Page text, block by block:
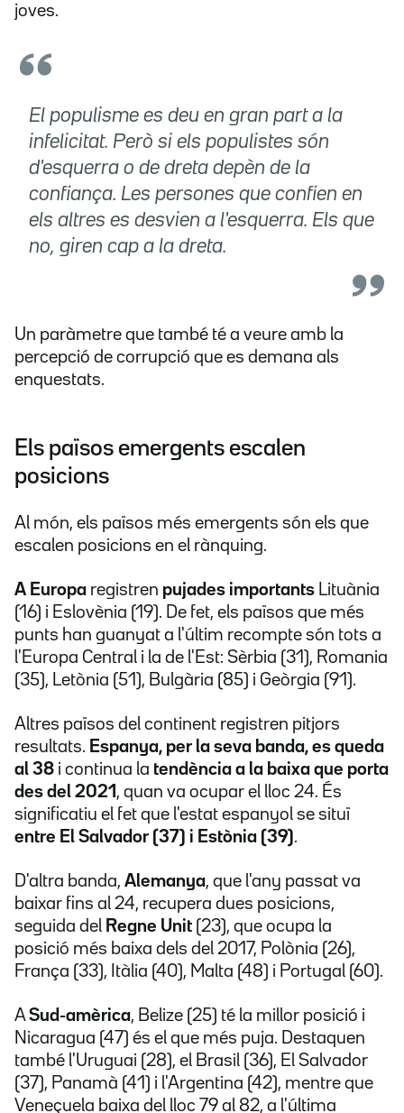
joves.
El populisme es deu en gran part a la
infelicitat. Però si els populistes són
d'esquerra o de dreta depèn de la
confiança. Les persones que confien en
els altres es desvien a l'esquerra. Els que
no, giren cap a la dreta.
Un paràmetre que també té a veure amb la
percepció de corrupció que es demana als
enquestats.
Els països emergents escalen
posicions
Al món, els països més emergents són els que
escalen posicions en el rànquing.
A Europa registren pujades importants Lituània
(16) i Eslovènia (19). De fet, els països que més
punts han guanyat a l'últim recompte són tots a
l'Europa Central i la de l'Est: Sèrbia (31), Romania
(35), Letònia (51), Bulgària (85) i Geòrgia (91).
Altres països del continent registren pitjors
resultats. Espanya, per la seva banda, es queda
al 38 i continua la tendència a la baixa que porta
des del 2021 , quan va ocupar el lloc 24. És
significatiu el fet que l'estat espanyol se situï
entre El Salvador (37) i Estònia (39).
D'altra banda, Alemanya, que l'any passat va
baixar fins al 24, recupera dues posicions,
seguida del Regne Unit (23), que ocupa la
posició més baixa dels del 2017, Polònia (26),
França (33), Itàlia (40), Malta (48) i Portugal (60).
ASud-amèrica, Belize (25) té la millor posició i
Nicaragua (47) és el que més puja. Destaquen
també l'Uruguai (28), el Brasil (36), El Salvador
(37), Panamà (41) i l'Argentina (42), mentre que
Veneçuela baixa del lloc 79 al 82, a l'última